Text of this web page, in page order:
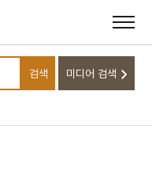
를 입력하세요
검색 미디어 검색